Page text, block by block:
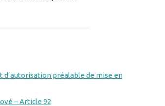
d’autorisation préalable de mise en
– Article 92